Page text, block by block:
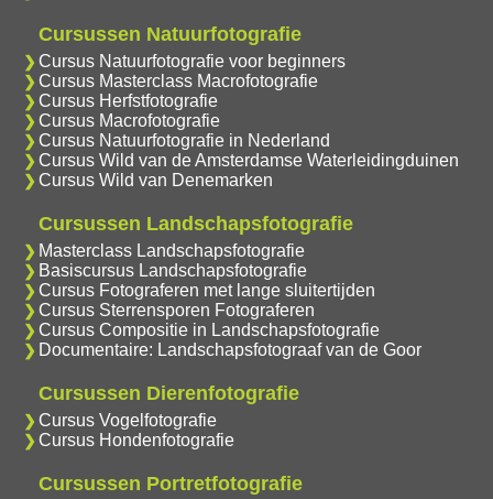
Cursussen Natuurfotografie
Cursus Natuurfotografie voor beginners
Cursus Masterclass Macrofotografie
Cursus Herfstfotografie
Cursus Macrofotografie
Cursus Natuurfotografie in Nederland
Cursus Wild van de Amsterdamse Waterleidingduinen
Cursus Wild van Denemarken
Cursussen Landschapsfotografie
Masterclass Landschapsfotografie
Basiscursus Landschapsfotografie
Cursus Fotograferen met lange sluitertijden
Cursus Sterrensporen Fotograferen
Cursus Compositie in Landschapsfotografie
Documentaire: Landschapsfotograaf van de Goor
Cursussen Dierenfotografie
Cursus Vogelfotografie
Cursus Hondenfotografie
Cursussen Portretfotografie